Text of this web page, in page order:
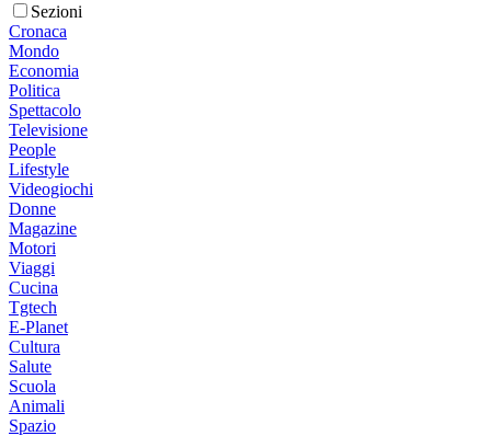
Sezioni
Cronaca
Mondo
Economia
Politica
Spettacolo
Televisione
People
Lifestyle
Videogiochi
Donne
Magazine
Motori
Viaggi
Cucina
Tgtech
E-Planet
Cultura
Salute
Scuola
Animali
Spazio